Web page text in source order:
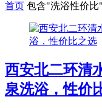
首页 包含"洗浴性价比
西安北二环清
泉洗浴，性价